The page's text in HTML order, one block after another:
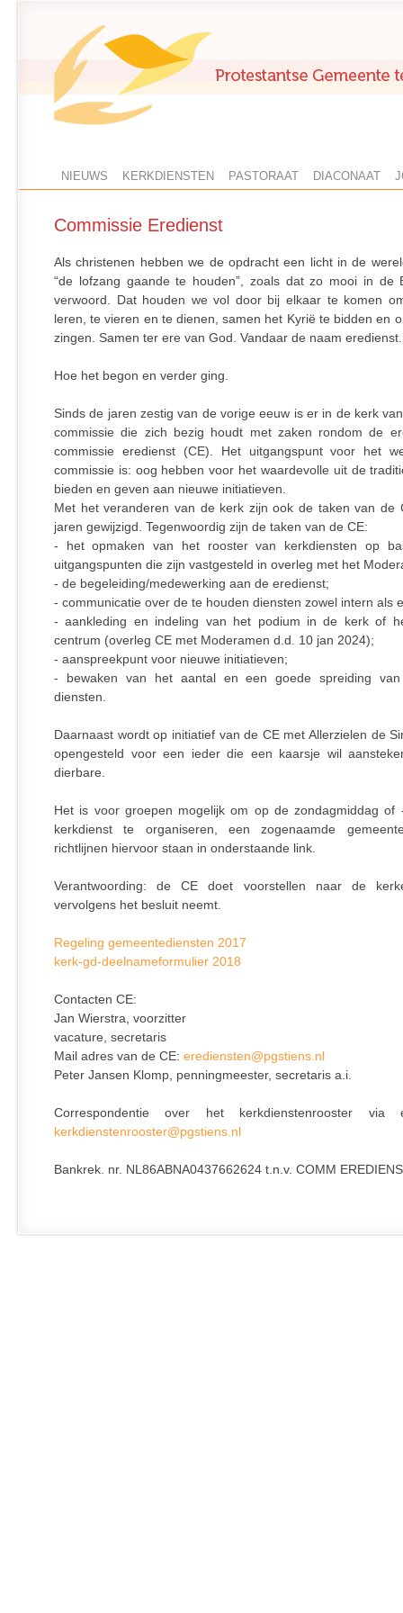
NIEUWS KERKDIENSTEN PASTORAAT DIACONAAT
Commissie Eredienst
Als christenen hebben we de opdracht een licht in de
“de lofzang gaande te houden”, zoals dat zo mooi in de
verwoord. Dat houden we vol door bij elkaar te komen
leren, te vieren en te dienen, samen het Kyrië te bidden en
zingen. Samen ter ere van God. Vandaar de naam eredienst.
Hoe het begon en verder ging.
Sinds de jaren zestig van de vorige eeuw is er in de kerk
commissie die zich bezig houdt met zaken rondom de
commissie eredienst (CE). Het uitgangspunt voor het
commissie is: oog hebben voor het waardevolle uit de
bieden en geven aan nieuwe initiatieven.
Met het veranderen van de kerk zijn ook de taken van de
jaren gewijzigd. Tegenwoordig zijn de taken van de CE:
- het opmaken van het rooster van kerkdiensten op
uitgangspunten die zijn vastgesteld in overleg met het
- de begeleiding/medewerking aan de eredienst;
- communicatie over de te houden diensten zowel intern als
- aankleding en indeling van het podium in de kerk of
centrum (overleg CE met Moderamen d.d. 10 jan 2024);
- aanspreekpunt voor nieuwe initiatieven;
- bewaken van het aantal en een goede spreiding van
diensten.
Daarnaast wordt op initiatief van de CE met Allerzielen de
opengesteld voor een ieder die een kaarsje wil
dierbare.
Het is voor groepen mogelijk om op de zondagmiddag of
kerkdienst te organiseren, een zogenaamde
richtlijnen hiervoor staan in onderstaande link.
Verantwoording: de CE doet voorstellen naar de
vervolgens het besluit neemt.
Regeling gemeentediensten 2017
kerk-gd-deelnameformulier 2018
Contacten CE:
Jan Wierstra, voorzitter
vacature, secretaris
Mail adres van de CE: erediensten@pgstiens.nl
Peter Jansen Klomp, penningmeester, secretaris a.i.
Correspondentie over het kerkdienstenrooster via
kerkdienstenrooster@pgstiens.nl
Bankrek. nr. NL86ABNA0437662624 t.n.v. COMM